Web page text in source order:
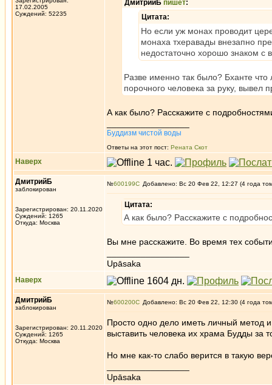
17.02.2005
Суждений: 52235
ДмитрийБ пишет:
Цитата:
Но если уж монах проводит
монаха тхеравады внезапно
недостаточно хорошо знаком с
Разве именно так было? Бханте что
порочного человека за руку, вывел
А как было? Расскажите с
Буддизм чистой воды
Ответы на этот пост: Рената Скот
Наверх
ДмитрийБ
заблокирован
Зарегистрирован: 20.11.2020
Суждений: 1265
Откуда: Москва
№600199 Добавлено: Вс 20 Фев 22, 12:27 (4 года
Цитата:
А как было? Расскажите с
Вы мне расскажите. Во время тех
Upāsaka
Наверх
ДмитрийБ
заблокирован
Зарегистрирован: 20.11.2020
Суждений: 1265
Откуда: Москва
№600200 Добавлено: Вс 20 Фев 22, 12:30 (4 года
Просто одно дело иметь личный метод
выставить человека их храма Будды за
Но мне как-то слабо верится в такую
Upāsaka